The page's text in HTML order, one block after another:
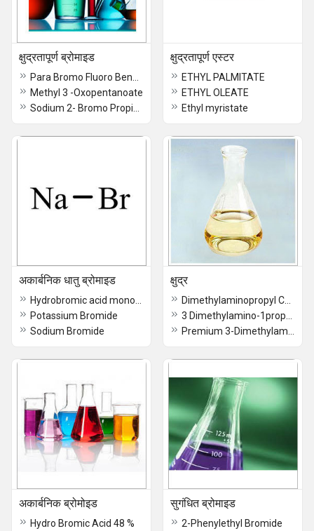
क्षुद्रतापूर्ण ब्रोमाइड
Methyl 3 -Oxopentanoate
क्षुद्रतापूर्ण एस्टर
ETHYL PALMITATE
ETHYL OLEATE
Ethyl myristate
अकार्बनिक धातु ब्रोमाइड
Potassium Bromide
Sodium Bromide
क्षुद्र
अकार्बनिक ब्रोमोइड
Hydro Bromic Acid 48 %
सुगंधित ब्रोमाइड
2-Phenylethyl Bromide